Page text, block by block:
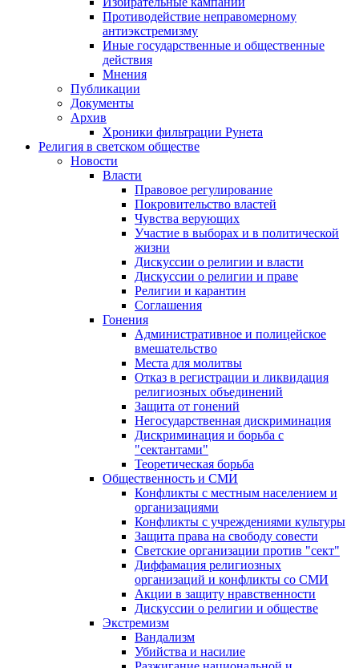
Противодействие неправомерному
антиэкстремизму
Иные государственные и общественные
действия
Мнения
Публикации
Документы
Архив
Хроники фильтрации Рунета
Религия в светском обществе
Новости
Власти
Правовое регулирование
Покровительство властей
Чувства верующих
Участие в выборах и в политической
жизни
Дискуссии о религии и власти
Дискуссии о религии и праве
Религии и карантин
Соглашения
Гонения
Административное и полицейское
вмешательство
Места для молитвы
Отказ в регистрации и ликвидация
религиозных объединений
Защита от гонений
Негосударственная дискриминация
Дискриминация и борьба с
"сектантами"
Теоретическая борьба
Общественность и СМИ
Конфликты с местным населением и
организациями
Конфликты с учреждениями культуры
Защита права на свободу совести
Светские организации против "сект"
Диффамация религиозных
организаций и конфликты со СМИ
Акции в защиту нравственности
Дискуссии о религии и обществе
Экстремизм
Вандализм
Убийства и насилие